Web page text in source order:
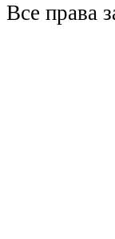
права